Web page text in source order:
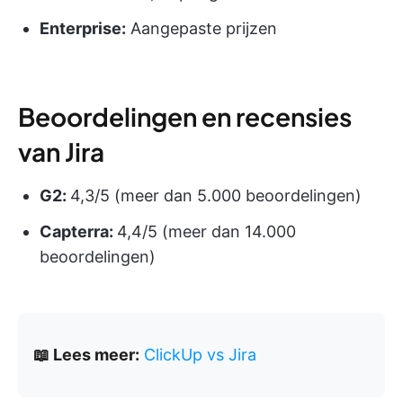
Enterprise: Aangepaste prijzen
Beoordelingen en recensies
van Jira
G2: 4,3/5 (meer dan 5.000 beoordelingen)
Capterra: 4,4/5 (meer dan 14.000
beoordelingen)
📖 Lees meer: ClickUp vs Jira